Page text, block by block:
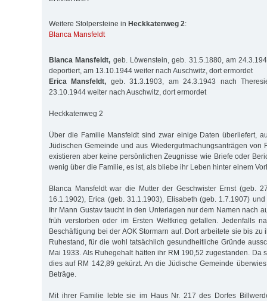
Weitere Stolpersteine in Heckkatenweg 2:
Blanca Mansfeldt
Blanca Mansfeldt, geb. Löwenstein, geb. 31.5.1880, am
deportiert, am 13.10.1944 weiter nach Auschwitz, dort ermordet
Erica Mansfeldt, geb. 31.3.1903, am 24.3.1943 nach
23.10.1944 weiter nach Auschwitz, dort ermordet
Heckkatenweg 2
Über die Familie Mansfeldt sind zwar einige Daten überliefert,
Jüdischen Gemeinde und aus Wiedergutmachungsanträgen von
existieren aber keine persönlichen Zeugnisse wie Briefe oder
wenig über die Familie, es ist, als bliebe ihr Leben hinter einem
Blanca Mansfeldt war die Mutter der Geschwister Ernst (geb.
16.1.1902), Erica (geb. 31.1.1903), Elisabeth (geb. 1.7.1907)
Ihr Mann Gustav taucht in den Unterlagen nur dem Namen nach
früh verstorben oder im Ersten Weltkrieg gefallen. Jedenfalls
Beschäftigung bei der AOK Stormarn auf. Dort arbeitete sie bis zu
Ruhestand, für die wohl tatsächlich gesundheitliche Gründe
Mai 1933. Als Ruhegehalt hätten ihr RM 190,52 zugestanden. Da
dies auf RM 142,89 gekürzt. An die Jüdische Gemeinde
Beträge.
Mit ihrer Familie lebte sie im Haus Nr. 217 des Dorfes